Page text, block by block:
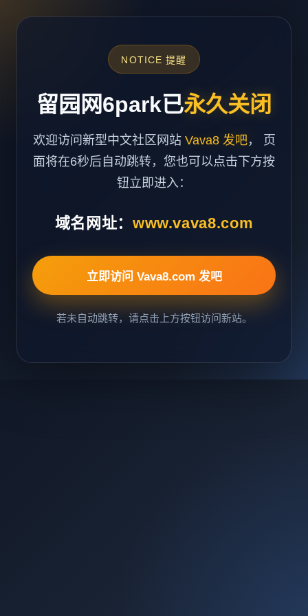
NOTICE 提醒
留园网6park已永久关闭
欢迎访问新型中文社区网站 Vava8 发吧， 页
面将在6秒后自动跳转，您也可以点击下方按
钮立即进入：
域名网址： www.vava8.com
立即访问 Vava8.com 发吧
若未自动跳转，请点击上方按钮访问新站。